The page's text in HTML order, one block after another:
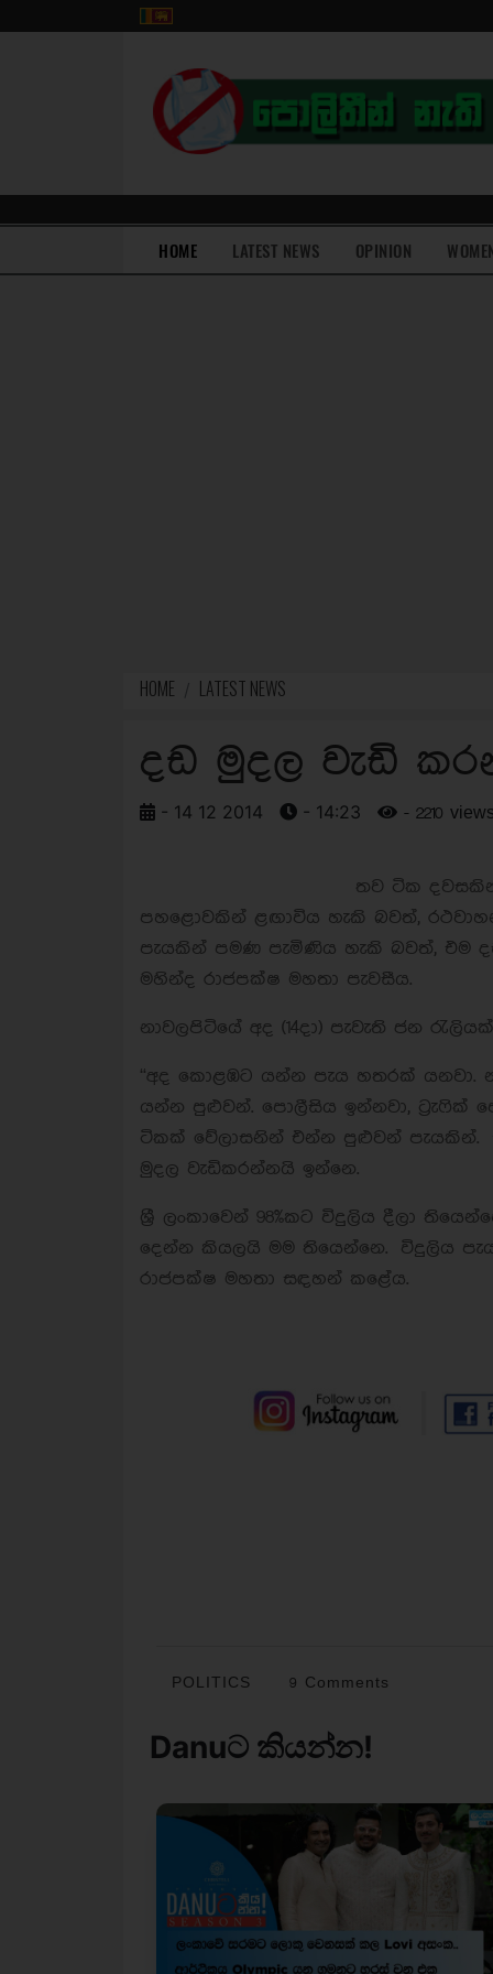
HOME(current)LATEST NEWS OPINION
HOME LATEST NEWS
දඩ මුදල වැඩි
- 14 12 2014 - 14:23 - 2210
තව ටික
පහළොවකින් ළඟාවිය හැකි බවත්,
පැයකින් පමණ පැමිණිය හැකි බවත්, එම
මහින්ද රාජපක්ෂ මහතා පැවසීය.
නාවලපිටියේ අද (14දා) පැවැති ජන
“අද කොළඹට යන්න පැය හතරක් යනවා.
යන්න පුළුවන්. පොලීසිය ඉන්නවා, ට්‍රැෆික්
ටිකක් වේලාසනින් එන්න පුළුවන්
මුදල වැඩිකරන්නයි ඉන්නෙ.
ශ්‍රී ලංකාවෙන් 98%කට විදුලිය දීලා
දෙන්න කියලයි මම තියෙන්නෙ. විදුලිය
රාජපක්ෂ මහතා සඳහන් කළේය.
POLITICS 9 Comments